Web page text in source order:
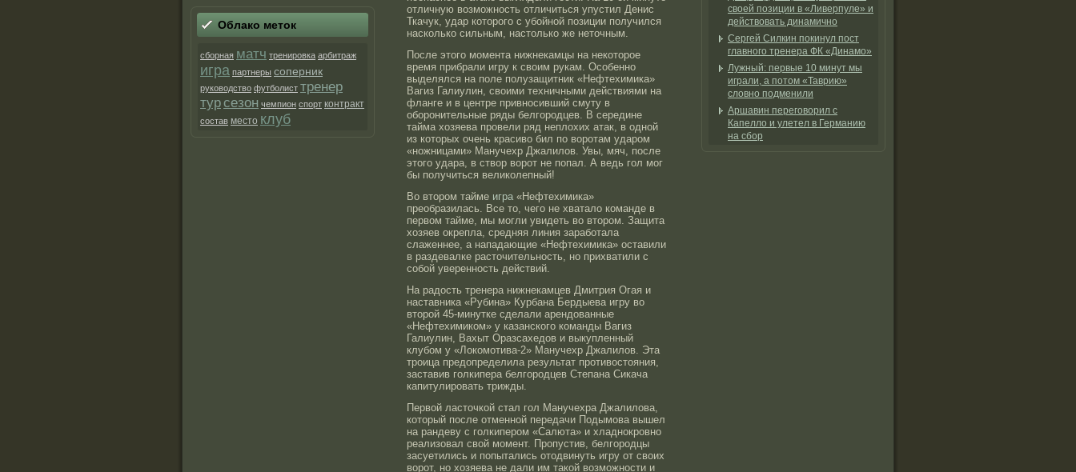
Облако метοк
сборная матч тренировка арбитраж
игра партнеры соперник
руководство футболист тренер
турсезон чемпион спорт контракт
состав место клуб
отличную возможность отличиться упустил Денис
Ткачук, удар которого с убойной позиции получился
насколько сильным, настолько же неточным.
После этого момента нижнекамцы на некоторое
время прибрали игру к своим рукам. Особенно
выделялся на поле полузащитник «Нефтехимика»
Вагиз Галиулин, своими техничными действиями на
фланге и в центре привносивший смуту в
оборонительные ряды белгородцев. В середине
тайма хозяева провели ряд неплохих атак, в одной
из которых очень красиво бил по воротам ударом
«ножницами» Манучехр Джалилов. Увы, мяч, после
этого удара, в створ ворот не попал. А ведь гол мог
бы получиться великолепный!
Во втором тайме игра «Нефтехимика»
преобразилась. Все то, чего не хватало команде в
первом тайме, мы могли увидеть во втором. Защита
хозяев окрепла, средняя линия заработала
слаженнее, а нападающие «Нефтехимика» оставили
в раздевалке расточительность, но прихватили с
собой уверенность действий.
На радость тренера нижнекамцев Дмитрия Огая и
наставника «Рубина» Курбана Бердыева игру во
второй 45-минутке сделали арендованные
«Нефтехимиком» у казанского команды Вагиз
Галиулин, Вахыт Оразсахедов и выкупленный
клубом у «Локомотива-2» Манучехр Джалилов. Эта
троица предопределила результат противостояния,
заставив голкипера белгородцев Степана Сикача
капитулировать трижды.
Первой ласточкой стал гол Манучехра Джалилова,
который после отменной передачи Подымова вышел
на рандеву с голкипером «Салюта» и хладнокровно
реализовал свой момент. Пропустив, белгородцы
засуетились и попытались отодвинуть игру от своих
ворот, но хозяева не дали им такой возможности и
своей позиции в «Ливерпуле» и
действовать динамично
Сергей Силкин покинул пост
главного тренера ФК «Динамо»
Лужный: первые 10 минут мы
играли, а потом «Таврию»
словно подменили
Аршавин переговорил с
Капелло и улетел в Германию
на сбор